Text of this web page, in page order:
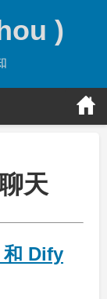
)
天
Dify